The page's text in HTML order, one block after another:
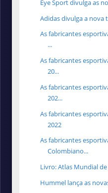
Eye Sport divulga as
Adidas divulga a nova
As fabricantes
...
As fabricantes
20...
As fabricantes
202...
As fabricantes
2022
As fabricantes
Colombiano...
Livro: Atlas Mundial de
Hummel lança as